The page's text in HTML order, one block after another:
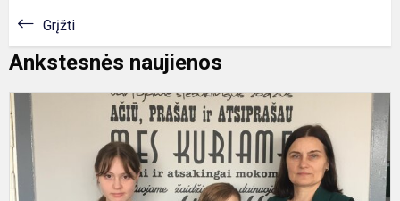
Grįžti
Ankstesnės naujienos